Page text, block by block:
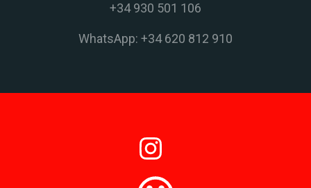
+34 930 501 106
WhatsApp: +34 620 812 910